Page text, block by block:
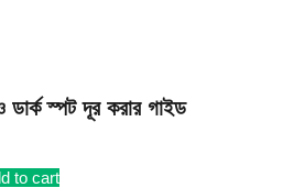
ডার্ক স্পট দূর করার গাইড
to cart